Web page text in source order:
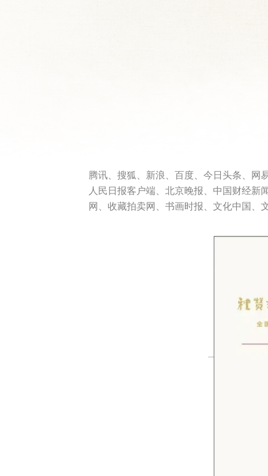
腾讯、搜狐、新浪、百度、今日头条、网
人民日报客户端、北京晚报、中国财经
网、收藏拍卖网、书画时报、文化中国、